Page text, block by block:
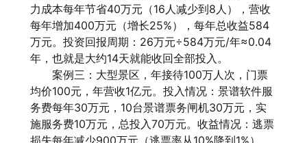
力成本每年节省40万元（16人减少到8人），营收
每年增加400万元（增长25%），每年总收益584
万元。投资回报周期：26万元÷584万元/年≈0.04
年，也就是大约14天就能收回全部投入。
案例三：大型景区，年接待100万人次，门票
均价100元，年营收1亿元。投入情况：景谱软件服
务费每年30万元，10台景谱票务闸机30万元，实
施服务费10万元，总投入70万元。收益情况：逃票
损失每年减少900万元（逃票率从10%降到1%），